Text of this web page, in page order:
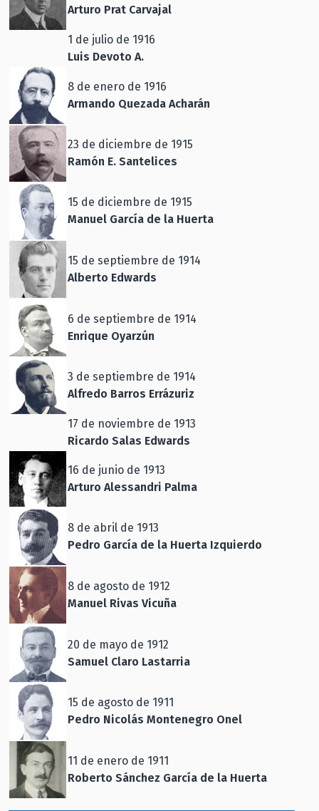
Arturo Prat Carvajal
1 de julio de 1916
Luis Devoto A.
8 de enero de 1916
Armando Quezada Acharán
23 de diciembre de 1915
Ramón E. Santelices
15 de diciembre de 1915
Manuel García de la Huerta
15 de septiembre de 1914
Alberto Edwards
6 de septiembre de 1914
Enrique Oyarzún
3 de septiembre de 1914
Alfredo Barros Errázuriz
17 de noviembre de 1913
Ricardo Salas Edwards
16 de junio de 1913
Arturo Alessandri Palma
8 de abril de 1913
Pedro García de la Huerta Izquierdo
8 de agosto de 1912
Manuel Rivas Vicuña
20 de mayo de 1912
Samuel Claro Lastarria
15 de agosto de 1911
Pedro Nicolás Montenegro Onel
11 de enero de 1911
Roberto Sánchez García de la Huerta